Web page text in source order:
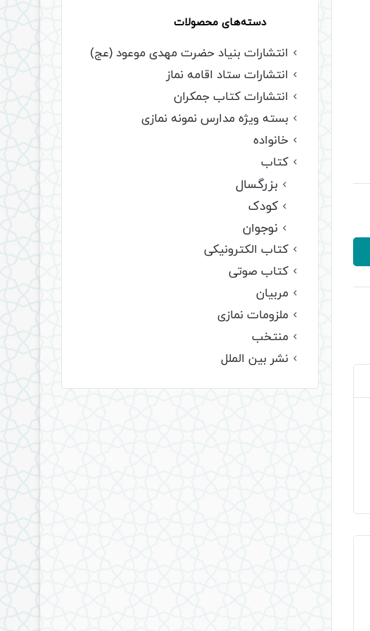
دسته‌های محصولات
انتشارات بنیاد حضرت مهدی موعود (عج)
انتشارات ستاد اقامه نماز
انتشارات کتاب جمکران
بسته ویژه مدارس نمونه نمازی
خانواده
کتاب
بزرگسال
کودک
نوجوان
کتاب الکترونیکی
کتاب صوتی
مربیان
ملزومات نمازی
منتخب
نشر بین الملل